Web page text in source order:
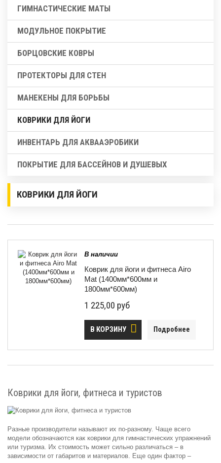
ГИМНАСТИЧЕСКИЕ МАТЫ
МОДУЛЬНОЕ ПОКРЫТИЕ
БОРЦОВСКИЕ КОВРЫ
ПРОТЕКТОРЫ ДЛЯ СТЕН
МАНЕКЕНЫ ДЛЯ БОРЬБЫ
КОВРИКИ ДЛЯ ЙОГИ
ИНВЕНТАРЬ ДЛЯ АКВААЭРОБИКИ
ПОКРЫТИЕ ДЛЯ БАССЕЙНОВ И ДУШЕВЫХ
КОВРИКИ ДЛЯ ЙОГИ
В наличии
Коврик для йоги и фитнеса Airo
Mat (1400мм*600мм и
1800мм*600мм)
1 225,00 руб
В КОРЗИНУ Подробнее
Коврики для йоги, фитнеса и туристов
Разные производители называют их по-разному. Чаще всего
модели обозначаются как коврики для гимнастических упражнений
или туризма. Их стоимость может сильно различаться – в
зависимости от габаритов и материалов. Еще один фактор –